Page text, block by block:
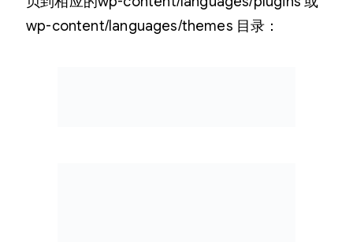
wp-content/languages/themes 目录：